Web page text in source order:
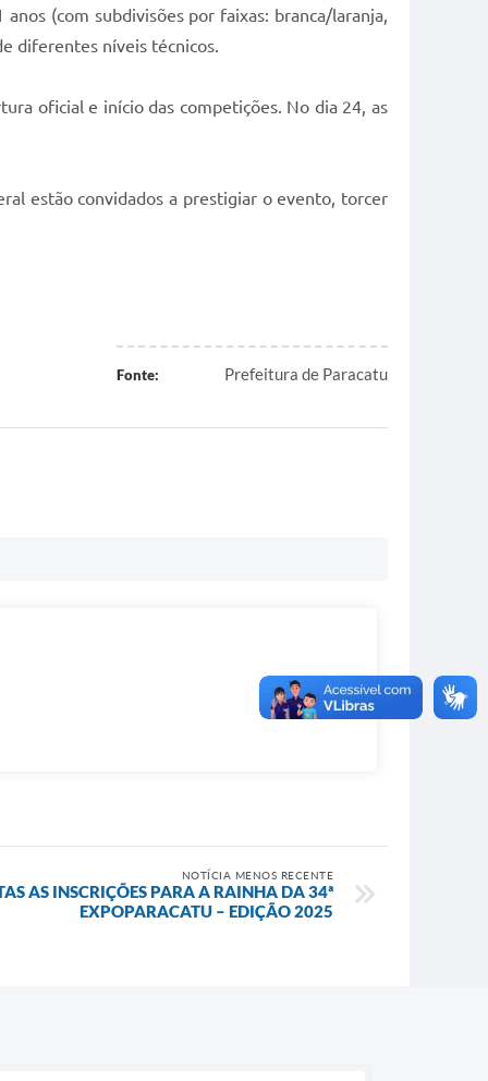
(com subdivisões por faixas: branca/laranja,
diferentes níveis técnicos.
oficial e início das competições. No dia 24, as
estão convidados a prestigiar o evento, torcer
Fonte: Prefeitura de Paracatu
NOTÍCIA MENOS RECENTE
AS INSCRIÇÕES PARA A RAINHA DA 34ª
EXPOPARACATU – EDIÇÃO 2025